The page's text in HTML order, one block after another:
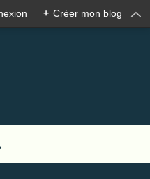
+ Créer mon blog